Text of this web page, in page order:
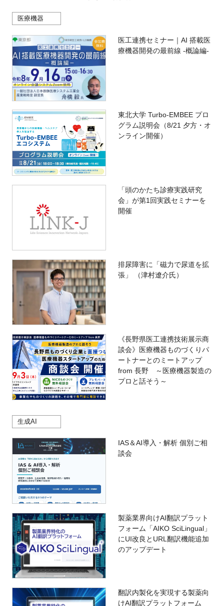
医療機器
医工連携セミナー｜AI 搭載医
療機器開発の最前線 -概論編-
東北大学 Turbo-EMBEE プロ
グラム説明会（8/21 夕方・オ
ンライン開催）
「頭のかたち診療実践研究
会」が第1回実践セミナーを
開催
排尿障害に「磁力で尿道を拡
張」 （津村遼介氏）
《長野県医工連携技術展示商
談会》医療機器ものづくりパ
ートナーとのミートアップ
from 長野 ～医療機器製造の
プロと話そう～
生成AI
IAS＆AI導入・解析 個別ご相
談会
製薬業界向けAI翻訳プラット
フォーム「AIKO SciLingual」
にUI改良とURL翻訳機能追加
のアップデート
翻訳内製化を実現する製薬向
けAI翻訳プラットフォーム